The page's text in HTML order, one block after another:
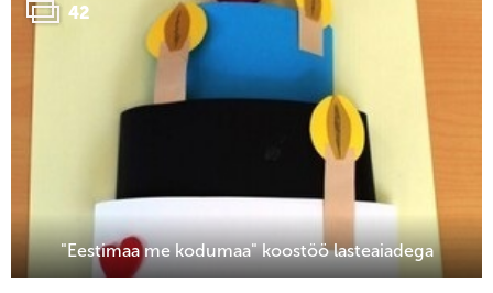
42
"Eestimaa me kodumaa" koostöö lasteaiadega